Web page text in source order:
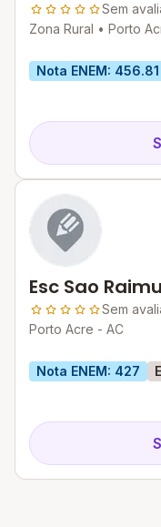
Sem
Zona Rural • Porto
Nota ENEM: 456.81
Esc Sao
Sem
Porto Acre - AC
Nota ENEM: 427